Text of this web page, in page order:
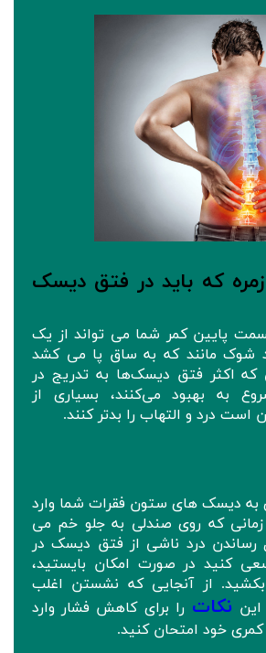
که باید در فتق دیسک
پایین کمر شما می تواند از یک
شوک مانند که به ساق پا می کشد
که اکثر فتق دیسک‌ها به تدریج در
به بهبود می‌کنند، بسیاری از
است درد و التهاب را بدتر کنند.
دیسک های ستون فقرات شما وارد
که روی صندلی به جلو خم می
رساندن درد ناشی از فتق دیسک در
کنید در صورت امکان بایستید،
از آنجایی که نشستن اغلب
نکاترا برای کاهش فشار وارد
خود امتحان کنید.